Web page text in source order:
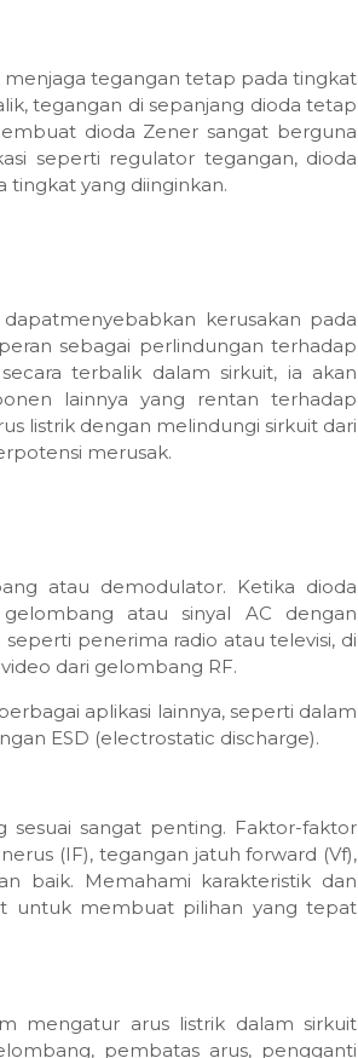
menjaga tegangan tetap pada tingkat
tegangan di sepanjang dioda tetap
dioda Zener sangat berguna
seperti regulator tegangan, dioda
yang diinginkan.
kerusakan pada
sebagai perlindungan terhadap
terbalik dalam sirkuit, ia akan
lainnya yang rentan terhadap
listrik dengan melindungi sirkuit dari
merusak.
atau demodulator. Ketika dioda
atau sinyal AC dengan
penerima radio atau televisi, di
dari gelombang RF.
aplikasi lainnya, seperti dalam
ESD (electrostatic discharge).
sesuai sangat penting. Faktor-faktor
(IF), tegangan jatuh forward (Vf),
baik. Memahami karakteristik dan
untuk membuat pilihan yang tepat
mengatur arus listrik dalam sirkuit
pembatas arus, pengganti